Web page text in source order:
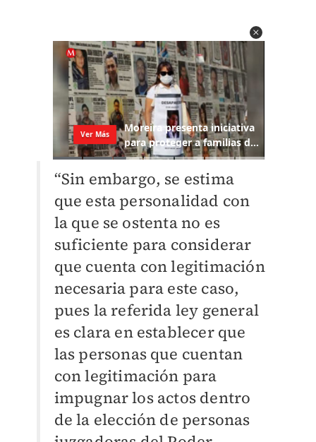
“Sin embargo, se estima
que esta personalidad con
la que se ostenta no es
suficiente para considerar
que cuenta con legitimación
necesaria para este caso,
pues la referida ley general
es clara en establecer que
las personas que cuentan
con legitimación para
impugnar los actos dentro
de la elección de personas